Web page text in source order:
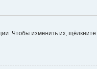
Чтобы изменить их,